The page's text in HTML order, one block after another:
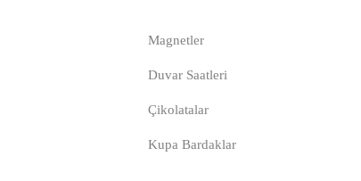
Magnetler
Duvar Saatleri
Çikolatalar
Kupa Bardaklar